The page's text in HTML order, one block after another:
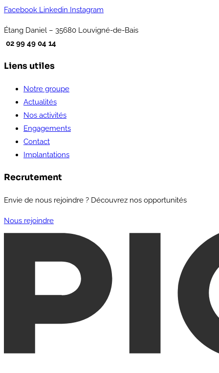
Facebook Linkedin Instagram
Étang Daniel – 35680 Louvigné-de-Bais
02 99 49 04 14
Liens utiles
Notre groupe
Actualités
Nos activités
Engagements
Contact
Implantations
Recrutement
Envie de nous rejoindre ? Découvrez nos opportunités
Nous rejoindre